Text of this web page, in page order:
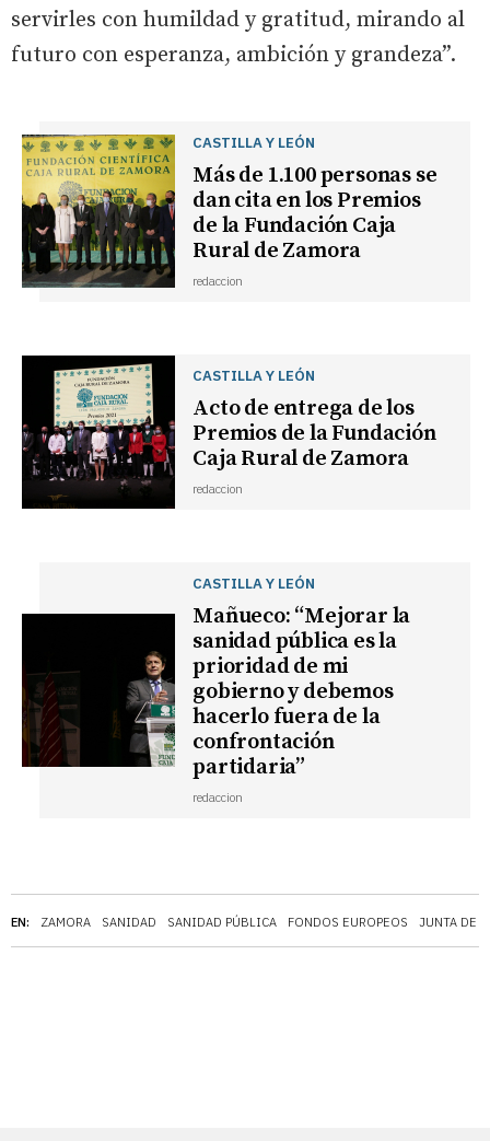
EN: ZAMORA SANIDAD SANIDAD PÚBLICA FONDOS EUROPEOS JUNTA DE
servirles con humildad y gratitud, mirando al
futuro con esperanza, ambición y grandeza”.
CASTILLA Y LEÓN
Más de 1.100 personas se
dan cita en los Premios
de la Fundación Caja
Rural de Zamora
redaccion
CASTILLA Y LEÓN
Acto de entrega de los
Premios de la Fundación
Caja Rural de Zamora
redaccion
CASTILLA Y LEÓN
Mañueco: “Mejorar la
sanidad pública es la
prioridad de mi
gobierno y debemos
hacerlo fuera de la
confrontación
partidaria”
redaccion